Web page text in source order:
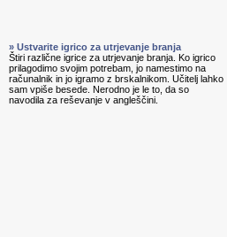
» Ustvarite igrico za utrjevanje branja
Štiri različne igrice za utrjevanje branja. Ko igrico
prilagodimo svojim potrebam, jo namestimo na
računalnik in jo igramo z brskalnikom. Učitelj lahko
sam vpiše besede. Nerodno je le to, da so
navodila za reševanje v angleščini.